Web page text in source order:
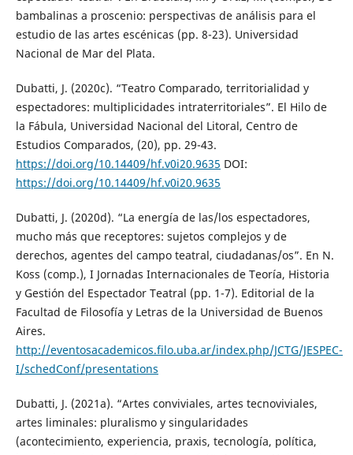
bambalinas a proscenio: perspectivas de análisis para el
estudio de las artes escénicas (pp. 8-23). Universidad
Nacional de Mar del Plata.
Dubatti, J. (2020c). “Teatro Comparado, territorialidad y
espectadores: multiplicidades intraterritoriales”. El Hilo de
la Fábula, Universidad Nacional del Litoral, Centro de
Estudios Comparados, (20), pp. 29-43.
https://doi.org/10.14409/hf.v0i20.9635 DOI:
https://doi.org/10.14409/hf.v0i20.9635
Dubatti, J. (2020d). “La energía de las/los espectadores,
mucho más que receptores: sujetos complejos y de
derechos, agentes del campo teatral, ciudadanas/os”. En N.
Koss (comp.), I Jornadas Internacionales de Teoría, Historia
y Gestión del Espectador Teatral (pp. 1-7). Editorial de la
Facultad de Filosofía y Letras de la Universidad de Buenos
Aires.
http://eventosacademicos.filo.uba.ar/index.php/JCTG/JESPEC-
I/schedConf/presentations
Dubatti, J. (2021a). “Artes conviviales, artes tecnoviviales,
artes liminales: pluralismo y singularidades
(acontecimiento, experiencia, praxis, tecnología, política,